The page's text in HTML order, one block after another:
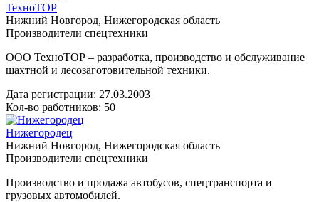
ТехноТОР
Нижний Новгород, Нижегородская область
Производители спецтехники
ООО ТехноТОР – разработка, производство и обслуживание
шахтной и лесозаготовительной техники.
Дата регистрации: 27.03.2003
Кол-во работников: 50
Нижегородец
Нижний Новгород, Нижегородская область
Производители спецтехники
Производство и продажа автобусов, спецтранспорта и
грузовых автомобилей.